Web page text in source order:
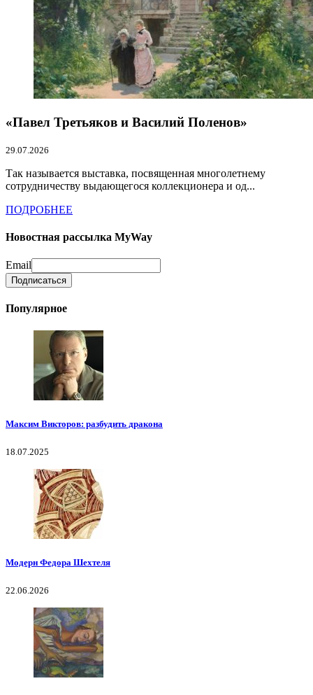
«Павел Третьяков и Василий Поленов»
29.07.2026
Так называется выставка, посвященная многолетнему
сотрудничеству выдающегося коллекционера и од...
ПОДРОБНЕЕ
Новостная рассылка MyWay
Email
Популярное
Максим Викторов: разбудить дракона
18.07.2025
Модерн Федора Шехтеля
22.06.2026